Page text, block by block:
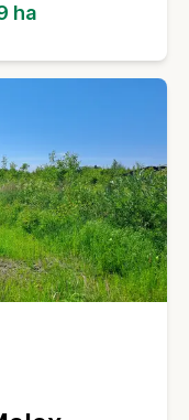
ha